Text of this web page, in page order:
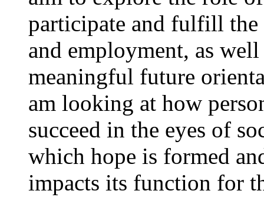
participate and fulfill the
and employment, as
meaningful future
am looking at how
succeed in the eyes of
which hope is formed
impacts its function for